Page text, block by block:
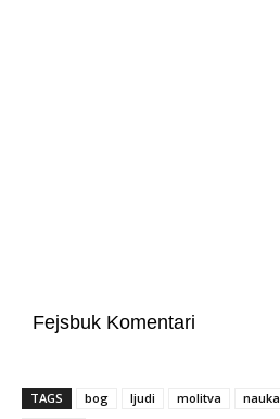
Fejsbuk Komentari
TAGS bog ljudi molitva nauka